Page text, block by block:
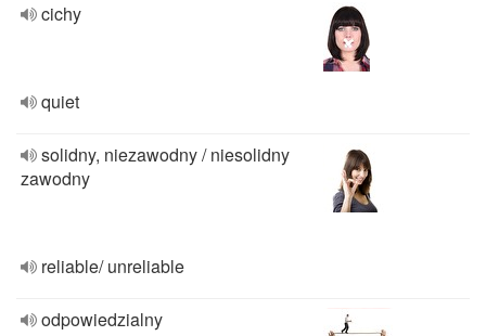
cichy
quiet
solidny, niezawodny / niesolidny
zawodny
reliable/ unreliable
odpowiedzialny